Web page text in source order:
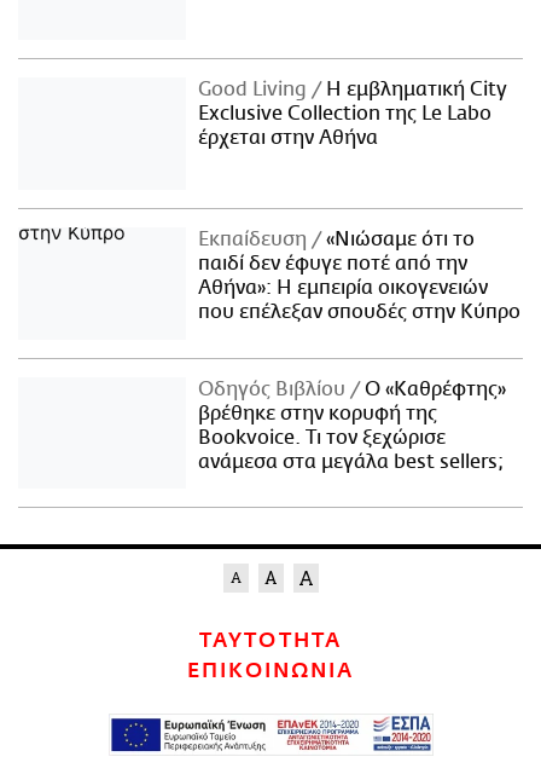
Good Living
Η εμβληματική City
Exclusive Collection της Le Labo
έρχεται στην Αθήνα
Εκπαίδευση
«Νιώσαμε ότι το
παιδί δεν έφυγε ποτέ από την
Αθήνα»: Η εμπειρία οικογενειών
που επέλεξαν σπουδές στην Κύπρο
Οδηγός Βιβλίου
Ο «Καθρέφτης»
βρέθηκε στην κορυφή της
Bookvoice. Τι τον ξεχώρισε
ανάμεσα στα μεγάλα best sellers;
ΤΑΥΤΟΤΗΤΑ
ΕΠΙΚΟΙΝΩΝΙΑ